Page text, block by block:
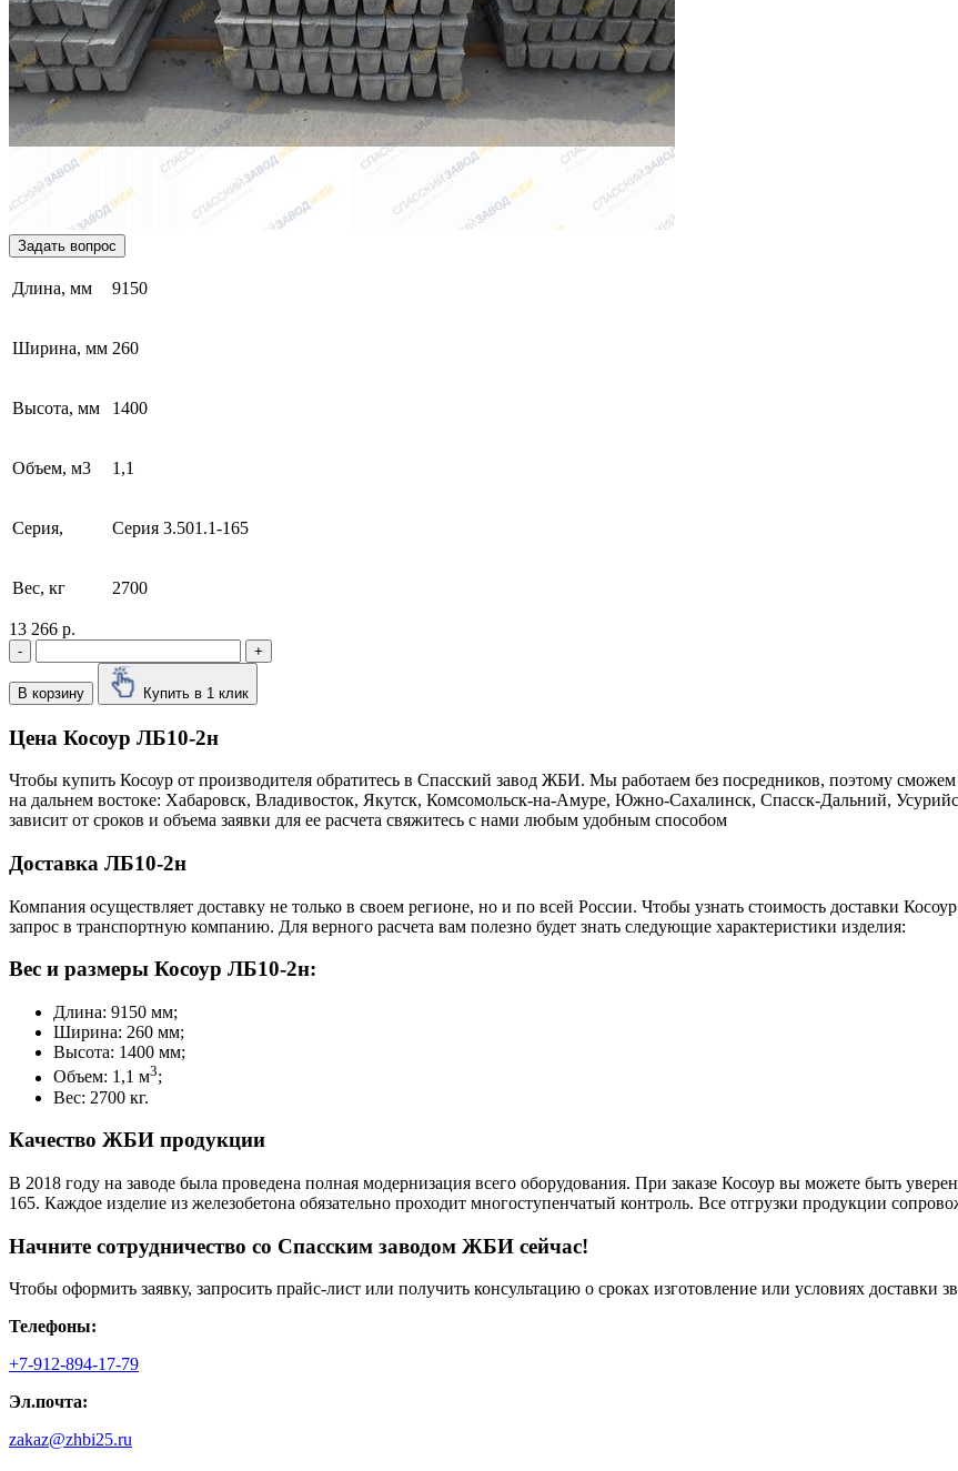
Задать вопрос
Длина, мм 9150
Ширина, мм 260
Высота, мм 1400
Объем, м3 1,1
Серия, Серия 3.501.1-165
Вес, кг 2700
13 266 р.
- +
В корзину Купить в 1 клик
Цена Косоур ЛБ10-2н
Чтобы купить Косоур от производителя обратитесь в Cпасский завод ЖБИ. Мы работаем без посредников, поэтому
на дальнем востоке: Хабаровск, Владивосток, Якутск, Комсомольск-на-Амуре, Южно-Сахалинск, Спасск-Дальний,
зависит от сроков и объема заявки для ее расчета свяжитесь с нами любым удобным способом
Доставка ЛБ10-2н
Компания осуществляет доставку не только в своем регионе, но и по всей России. Чтобы узнать стоимость доставки
запрос в транспортную компанию. Для верного расчета вам полезно будет знать следующие характеристики изделия:
Вес и размеры Косоур ЛБ10-2н:
Длина: 9150 мм;
Ширина: 260 мм;
Высота: 1400 мм;
Объем: 1,1 м3;
Вес: 2700 кг.
Качество ЖБИ продукции
В 2018 году на заводе была проведена полная модернизация всего оборудования. При заказе Косоур вы можете быть
165. Каждое изделие из железобетона обязательно проходит многоступенчатый контроль. Все отгрузки продукции
Начните сотрудничество со Cпасским заводом ЖБИ сейчас!
Чтобы оформить заявку, запросить прайс-лист или получить консультацию о сроках изготовление или условиях доставки
Телефоны:
+7-912-894-17-79
Эл.почта:
zakaz@zhbi25.ru